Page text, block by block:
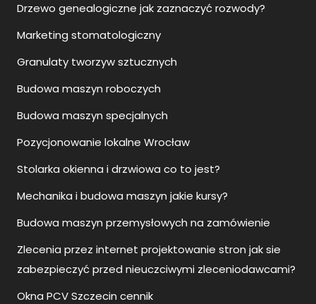
Drzewo genealogiczne jak zaznaczyć rozwody?
Marketing stomatologiczny
Granulaty tworzyw sztucznych
Budowa maszyn roboczych
Budowa maszyn specjalnych
Pozycjonowanie lokalne Wrocław
Stolarka okienna i drzwiowa co to jest?
Mechanika i budowa maszyn jakie kursy?
Budowa maszyn przemysłowych na zamówienie
Zlecenia przez internet projektowanie stron jak sie
zabezpieczyć przed nieuczciwymi zleceniodawcami?
Okna PCV Szczecin cennik